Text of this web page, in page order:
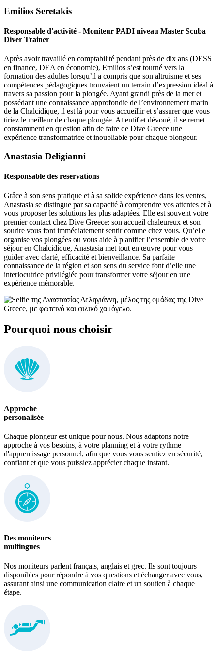
Emilios Seretakis
Responsable d'activité - Moniteur PADI niveau Master Scuba
Diver Trainer
Après avoir travaillé en comptabilité pendant près de dix ans (DESS
en finance, DEA en économie), Emilios s’est tourné vers la
formation des adultes lorsqu’il a compris que son altruisme et ses
compétences pédagogiques trouvaient un terrain d’expression idéal à
travers sa passion pour la plongée. Ayant grandi près de la mer et
possédant une connaissance approfondie de l’environnement marin
de la Chalcidique, il est là pour vous accueillir et s’assurer que vous
tiriez le meilleur de chaque plongée. Attentif et dévoué, il se remet
constamment en question afin de faire de Dive Greece une
expérience transformatrice et inoubliable pour chaque plongeur.
Anastasia Deligianni
Responsable des réservations
Grâce à son sens pratique et à sa solide expérience dans les ventes,
Anastasia se distingue par sa capacité à comprendre vos attentes et à
vous proposer les solutions les plus adaptées. Elle est souvent votre
premier contact chez Dive Greece: son accueil chaleureux et son
sourire vous font immédiatement sentir comme chez vous. Qu’elle
organise vos plongées ou vous aide à planifier l’ensemble de votre
séjour en Chalcidique, Anastasia met tout en œuvre pour vous
guider avec clarté, efficacité et bienveillance. Sa parfaite
connaissance de la région et son sens du service font d’elle une
interlocutrice privilégiée pour transformer votre séjour en une
expérience mémorable.
Pourquoi nous choisir
Approche
personalisée
Chaque plongeur est unique pour nous. Nous adaptons notre
approche à vos besoins, à votre planning et à votre rythme
d'apprentissage personnel, afin que vous vous sentiez en sécurité,
confiant et que vous puissiez apprécier chaque instant.
Des moniteurs
multingues
Nos moniteurs parlent français, anglais et grec. Ils sont toujours
disponibles pour répondre à vos questions et échanger avec vous,
assurant ainsi une communication claire et un soutien à chaque
étape.